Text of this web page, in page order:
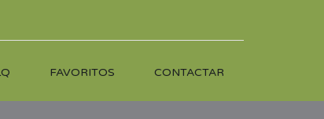
FAVORITOS CONTACTAR